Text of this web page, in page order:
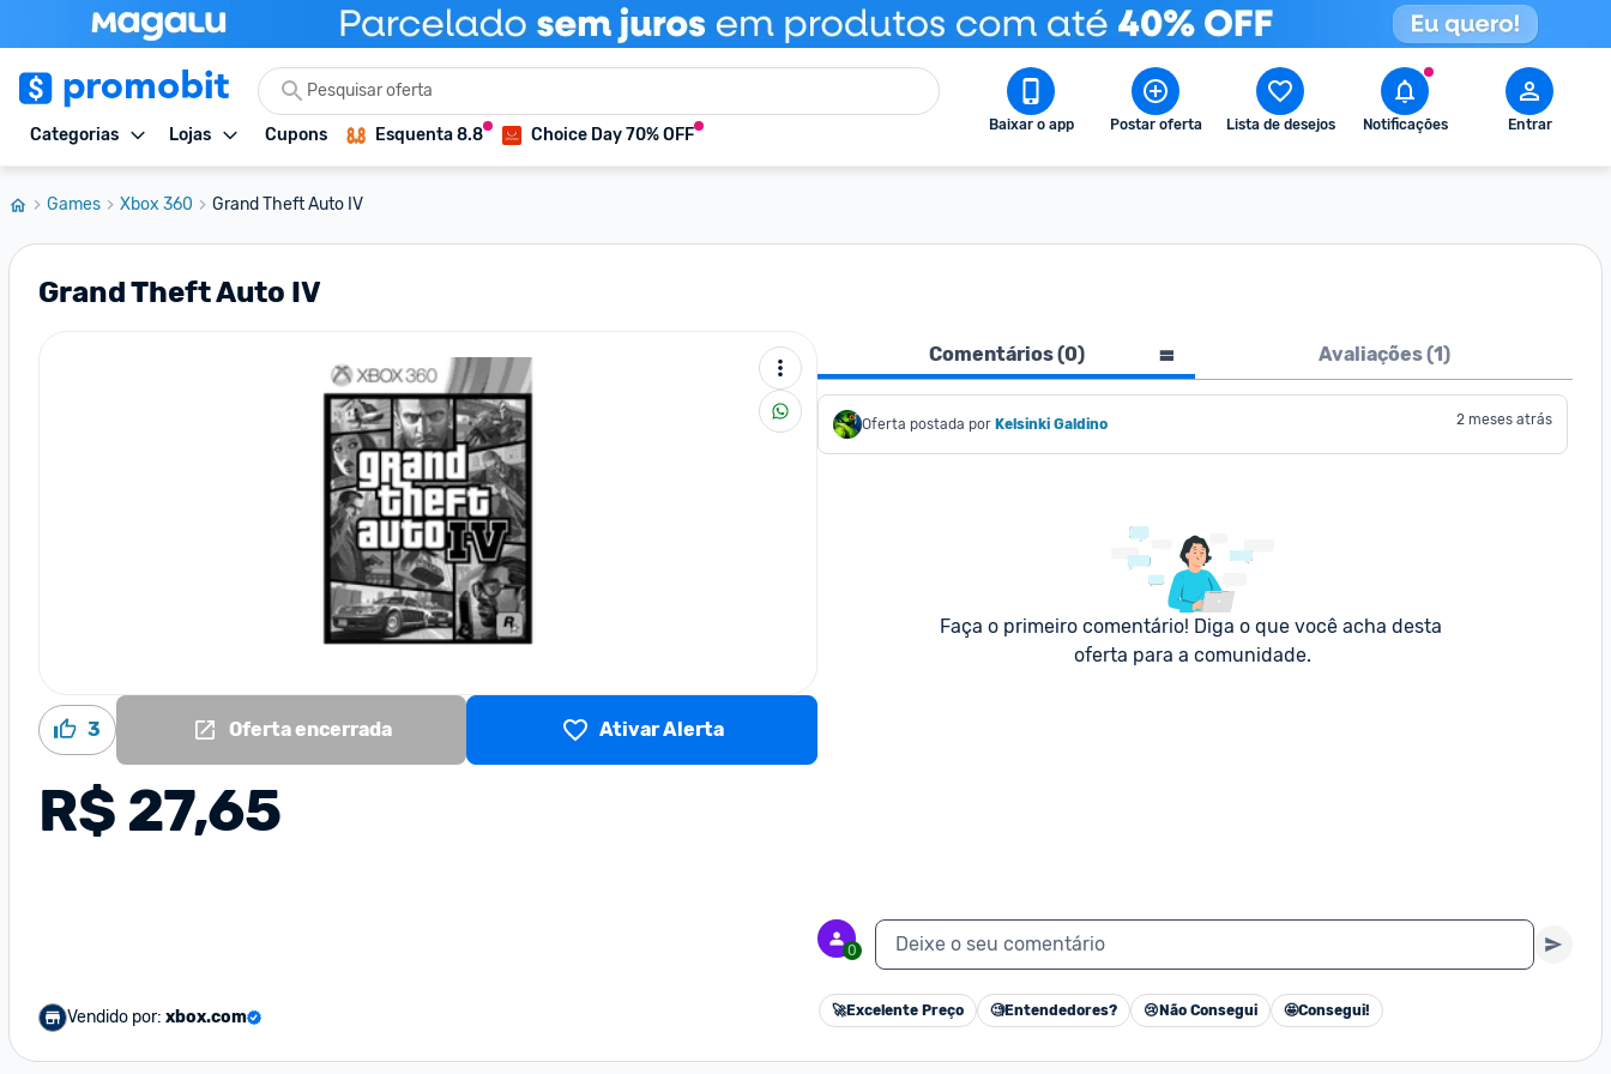
Categorias Lojas Cupons Esquenta 8.8 Choice Day 70% OFF Baixar o app Postar oferta Lista de desejos Notificações Entrar
Games Xbox 360 Grand Theft Auto IV
Grand Theft Auto IV
3 Oferta encerrada Ativar Alerta
R$ 27,65
Vendido por: xbox.com
Comentários (0) Avaliações (1)
Oferta postada por Kelsinki Galdino 2 meses atrás
Faça o primeiro comentário! Diga o que você acha desta
oferta para a comunidade.
0 Deixe o seu comentário
🚀Excelente Preço 🧐Entendedores? 😢 Não Consegui 🤩Consegui!